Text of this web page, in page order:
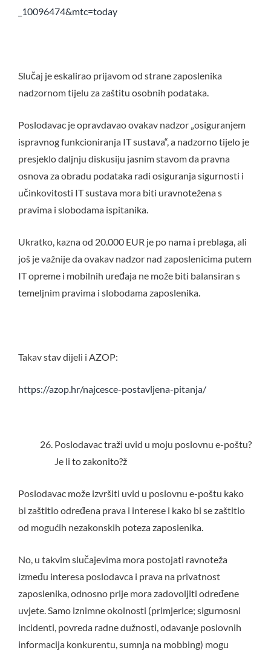
_10096474&mtc=today
Slučaj je eskalirao prijavom od strane zaposlenika
nadzornom tijelu za zaštitu osobnih podataka.
Poslodavac je opravdavao ovakav nadzor „osiguranjem
ispravnog funkcioniranja IT sustava“, a nadzorno tijelo je
presjeklo daljnju diskusiju jasnim stavom da pravna
osnova za obradu podataka radi osiguranja sigurnosti i
učinkovitosti IT sustava mora biti uravnotežena s
pravima i slobodama ispitanika.
Ukratko, kazna od 20.000 EUR je po nama i preblaga, ali
još je važnije da ovakav nadzor nad zaposlenicima putem
IT opreme i mobilnih uređaja ne može biti balansiran s
temeljnim pravima i slobodama zaposlenika.
Takav stav dijeli i AZOP:
https://azop.hr/najcesce-postavljena-pitanja/
Poslodavac traži uvid u moju poslovnu e-poštu?
Je li to zakonito?ž
Poslodavac može izvršiti uvid u poslovnu e-poštu kako
bi zaštitio određena prava i interese i kako bi se zaštitio
od mogućih nezakonskih poteza zaposlenika.
No, u takvim slučajevima mora postojati ravnoteža
između interesa poslodavca i prava na privatnost
zaposlenika, odnosno prije mora zadovoljiti određene
uvjete. Samo iznimne okolnosti (primjerice; sigurnosni
incidenti, povreda radne dužnosti, odavanje poslovnih
informacija konkurentu, sumnja na mobbing) mogu